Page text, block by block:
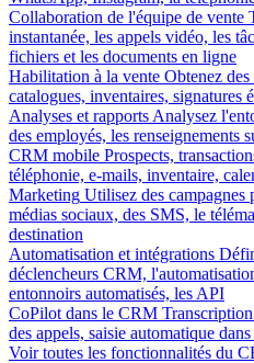
Collaboration de l'équipe de vente
instantanée, les appels vidéo, les
fichiers et les documents en ligne
Habilitation à la vente Obtenez
catalogues, inventaires,
Analyses et rapports Analysez
des employés, les renseignements
CRM mobile Prospects,
téléphonie, e-mails, inventaire,
Marketing Utilisez des campagnes
médias sociaux, des SMS, le
destination
Automatisation et intégrations
déclencheurs CRM,
entonnoirs automatisés, les API
CoPilot dans le CRM
des appels, saisie automatique
Voir toutes les fonctionnalités du